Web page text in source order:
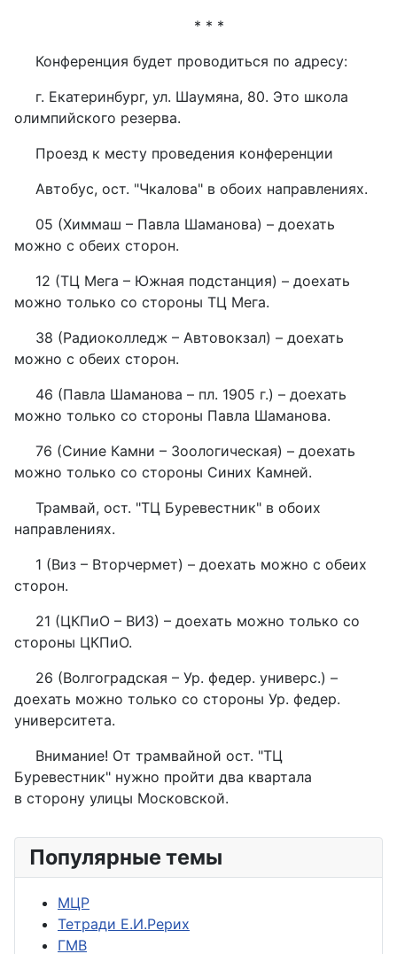
* * *
Конференция будет проводиться по адресу:
г. Екатеринбург, ул. Шаумяна, 80. Это школа
олимпийского резерва.
Проезд к месту проведения конференции
Автобус, ост. "Чкалова" в обоих направлениях.
05 (Химмаш – Павла Шаманова) – доехать
можно с обеих сторон.
12 (ТЦ Мега – Южная подстанция) – доехать
можно только со стороны ТЦ Мега.
38 (Радиоколледж – Автовокзал) – доехать
можно с обеих сторон.
46 (Павла Шаманова – пл. 1905 г.) – доехать
можно только со стороны Павла Шаманова.
76 (Синие Камни – Зоологическая) – доехать
можно только со стороны Синих Камней.
Трамвай, ост. "ТЦ Буревестник" в обоих
направлениях.
1 (Виз – Вторчермет) – доехать можно с обеих
сторон.
21 (ЦКПиО – ВИЗ) – доехать можно только со
стороны ЦКПиО.
26 (Волгоградская – Ур. федер. универс.) –
доехать можно только со стороны Ур. федер.
университета.
Внимание! От трамвайной ост. "ТЦ
Буревестник" нужно пройти два квартала
в сторону улицы Московской.
Популярные темы
МЦР
Тетради Е.И.Рерих
ГМВ